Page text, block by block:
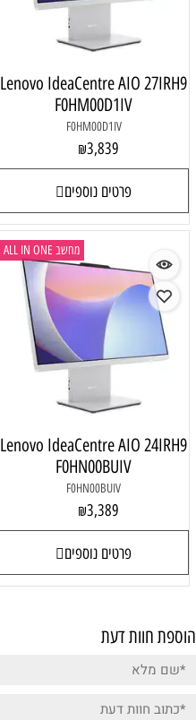
Lenovo IdeaCentre AIO 27IRH9
F0HM00D1IV
F0HM00D1IV
₪3,839
פרטים נוספים
מחשב ALL IN ONE
Lenovo IdeaCentre AIO 24IRH9
F0HN00BUIV
F0HN00BUIV
₪3,389
פרטים נוספים
הוספת חוות דעת